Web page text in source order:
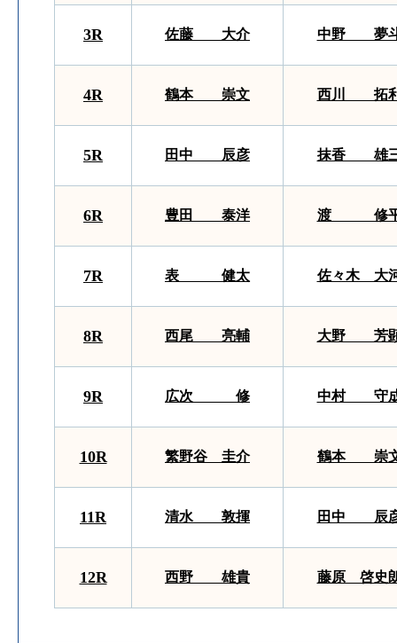
3R 佐藤 大介 中野 夢
4R 鶴本 崇文 西川 拓
5R 田中 辰彦 抹香 雄
6R 豊田 泰洋 渡 修
7R 表 健太 佐々木 大
8R 西尾 亮輔 大野 芳
9R 広次 修 中村 守
10R 繁野谷 圭介 鶴本 崇
11R 清水 敦揮 田中 辰
12R 西野 雄貴 藤原 啓史